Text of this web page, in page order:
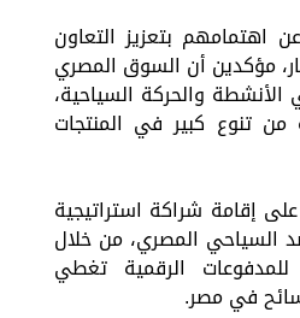
اهتمامهم بتعزيز التعاون
مؤكدين أن السوق المصري
والحركة السياحية،
تنوع كبير في المنتجات
إقامة شراكة استراتيجية
المصري، من خلال
الرقمية تغطي
في مصر.